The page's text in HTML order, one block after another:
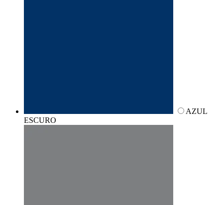
AZUL
ESCURO